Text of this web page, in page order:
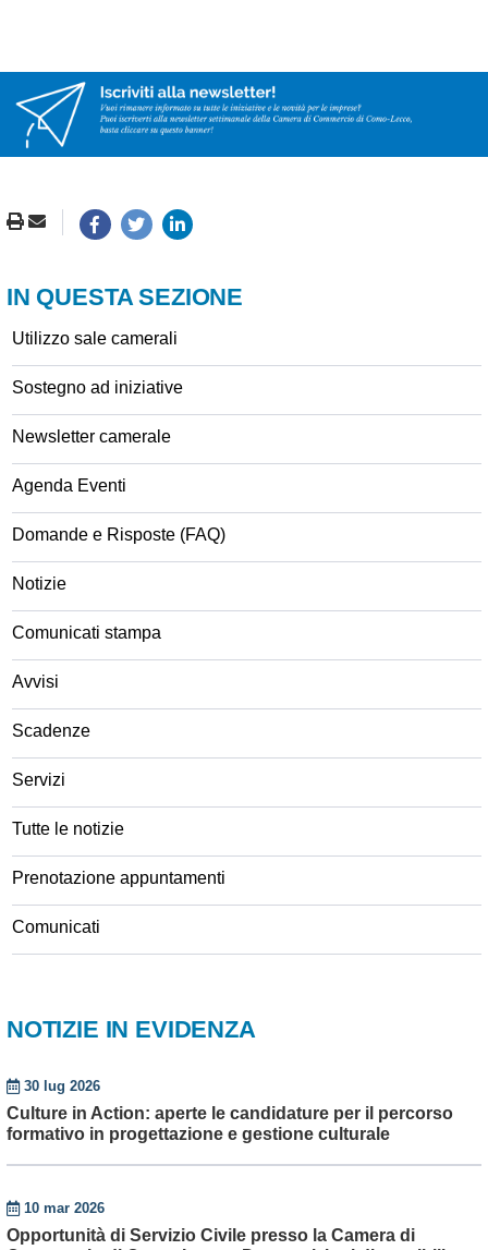
IN QUESTA SEZIONE
Utilizzo sale camerali
Sostegno ad iniziative
Newsletter camerale
Agenda Eventi
Domande e Risposte (FAQ)
Notizie
Comunicati stampa
Avvisi
Scadenze
Servizi
Tutte le notizie
Prenotazione appuntamenti
Comunicati
NOTIZIE IN EVIDENZA
30 lug 2026
Culture in Action: aperte le candidature per il percorso
formativo in progettazione e gestione culturale
10 mar 2026
Opportunità di Servizio Civile presso la Camera di